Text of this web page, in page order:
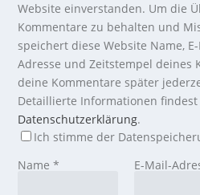
Website einverstanden. Um die
Kommentare zu behalten und
speichert diese Website Name,
Adresse und Zeitstempel deines
deine Kommentare später
Detaillierte Informationen
Datenschutzerklärung.
Ich stimme der
Name* E-Mail-